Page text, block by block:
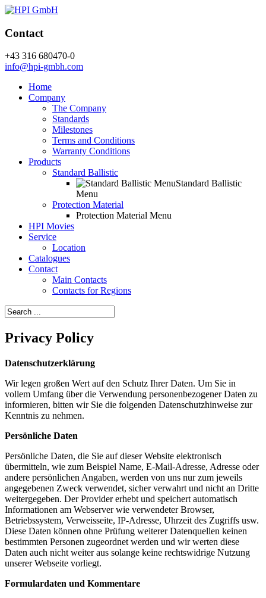
Contact
+43 316 680470-0
info@hpi-gmbh.com
Home
Company
The Company
Standards
Milestones
Terms and Conditions
Warranty Conditions
Products
Standard Ballistic
Standard Ballistic
Menu
Protection Material
Protection Material Menu
HPI Movies
Service
Location
Catalogues
Contact
Main Contacts
Contacts for Regions
Privacy Policy
Datenschutzerklärung
Wir legen großen Wert auf den Schutz Ihrer Daten. Um Sie in
vollem Umfang über die Verwendung personenbezogener Daten zu
informieren, bitten wir Sie die folgenden Datenschutzhinweise zur
Kenntnis zu nehmen.
Persönliche Daten
Persönliche Daten, die Sie auf dieser Website elektronisch
übermitteln, wie zum Beispiel Name, E-Mail-Adresse, Adresse oder
andere persönlichen Angaben, werden von uns nur zum jeweils
angegebenen Zweck verwendet, sicher verwahrt und nicht an Dritte
weitergegeben. Der Provider erhebt und speichert automatisch
Informationen am Webserver wie verwendeter Browser,
Betriebssystem, Verweisseite, IP-Adresse, Uhrzeit des Zugriffs usw.
Diese Daten können ohne Prüfung weiterer Datenquellen keinen
bestimmten Personen zugeordnet werden und wir werten diese
Daten auch nicht weiter aus solange keine rechtswidrige Nutzung
unserer Webseite vorliegt.
Formulardaten und Kommentare